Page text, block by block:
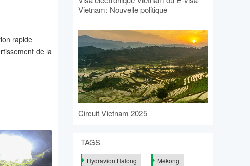
rapide
de la
Vietnam: Nouvelle politique
Circuit Vietnam 2025
TAGS
Hydravion Halong Mékong